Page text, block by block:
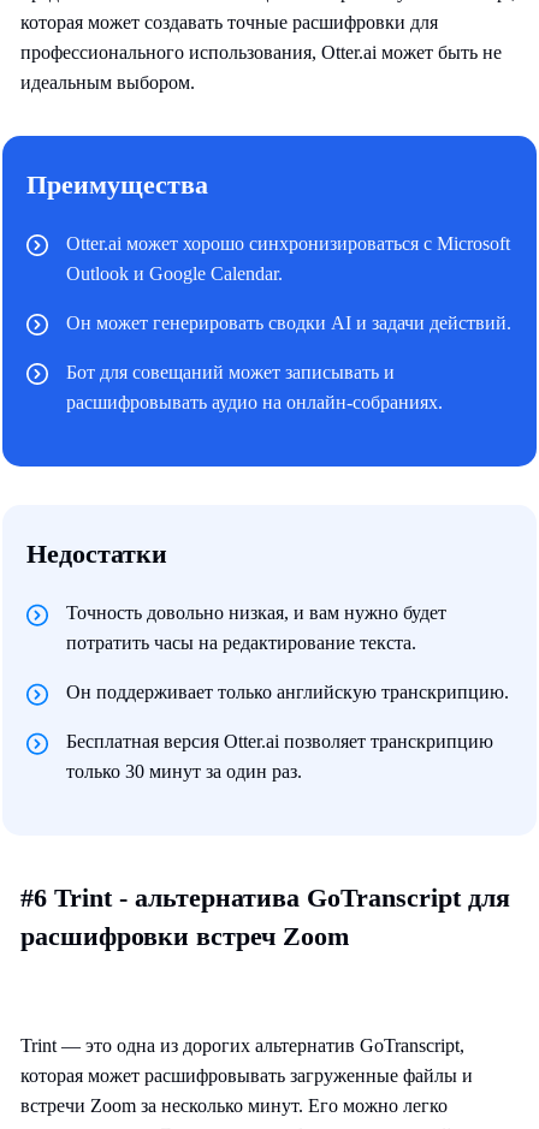
которая может создавать точные расшифровки для
профессионального использования, Otter.ai может быть не
идеальным выбором.
Преимущества
Otter.ai может хорошо синхронизироваться с Microsoft
Outlook и Google Calendar.
Он может генерировать сводки AI и задачи действий.
Бот для совещаний может записывать и
расшифровывать аудио на онлайн-собраниях.
Недостатки
Точность довольно низкая, и вам нужно будет
потратить часы на редактирование текста.
Он поддерживает только английскую транскрипцию.
Бесплатная версия Otter.ai позволяет транскрипцию
только 30 минут за один раз.
#6 Trint - альтернатива GoTranscript для
расшифровки встреч Zoom
Trint — это одна из дорогих альтернатив GoTranscript,
которая может расшифровывать загруженные файлы и
встречи Zoom за несколько минут. Его можно легко